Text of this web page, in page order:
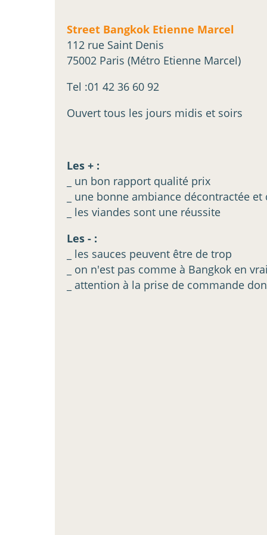
Street Bangkok Etienne Marcel
112 rue Saint Denis
75002 Paris (Métro Etienne Marcel)
Tel :01 42 36 60 92
Ouvert tous les jours midis et soirs
Les + :
_ un bon rapport qualité prix
_ une bonne ambiance décontractée
_ les viandes sont une réussite
Les - :
_ les sauces peuvent être de trop
_ on n'est pas comme à Bangkok en
_ attention à la prise de commande